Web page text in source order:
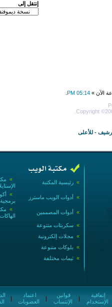
إنتقل إلى
الآن » 05:14 PM
Copyright
- للأعلى
» » رئيسية المكتبة
»
برمجية
» أدوات الويب ماسترز
»
الهاكات
» أدوات المصممين
» سكربتات متنوعة
» مجلات إلكترونية
» بلوكات متنوعة
» ثيمات مختلفة
|
العضويات
|
الإنتساب
|
الإستخدام